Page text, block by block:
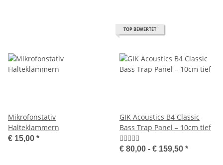
Mikrofonstativ
Halteklammern
€ 15,00 *
TOP BEWERTET
GIK Acoustics B4 Classic
Bass Trap Panel – 10cm tief
€ 80,00 - € 159,50 *